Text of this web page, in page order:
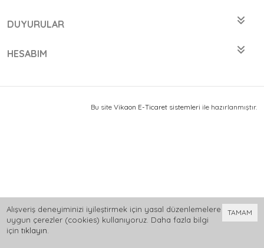
DUYURULAR
HESABIM
Bu site Vikaon E-Ticaret sistemleri ile hazırlanmıştır.
TAMAM
Alışveriş deneyiminizi iyileştirmek için yasal düzenlemelere
uygun çerezler (cookies) kullanıyoruz. Daha fazla bilgi
için tıklayın